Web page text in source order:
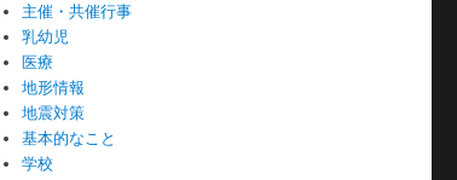
主催・共催行事
乳幼児
医療
地形情報
地震対策
基本的なこと
学校